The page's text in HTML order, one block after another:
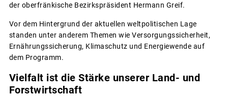
der oberfränkische Bezirkspräsident Hermann Greif.
Vor dem Hintergrund der aktuellen weltpolitischen Lage
standen unter anderem Themen wie Versorgungssicherheit,
Ernährungssicherung, Klimaschutz und Energiewende auf
dem Programm.
Vielfalt ist die Stärke unserer Land- und
Forstwirtschaft